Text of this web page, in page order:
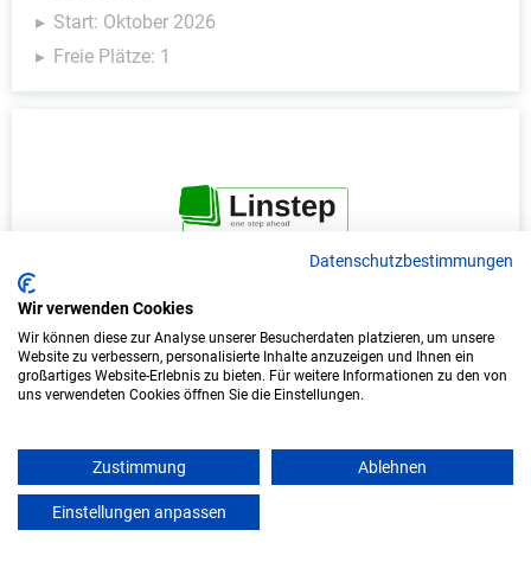
Start: Oktober 2026
Freie Plätze: 1
Duales Studium Informatik (B.Sc.) am
virtuellen Campus - LINSTEP Software GmbH
LINSTEP Software GmbH
(Internationale Hochschule)
bundesweit
Datenschutzbestimmungen
Wir verwenden Cookies
Wir können diese zur Analyse unserer Besucherdaten platzieren, um unsere
Website zu verbessern, personalisierte Inhalte anzuzeigen und Ihnen ein
großartiges Website-Erlebnis zu bieten. Für weitere Informationen zu den von
uns verwendeten Cookies öffnen Sie die Einstellungen.
Zustimmung Ablehnen
Einstellungen anpassen